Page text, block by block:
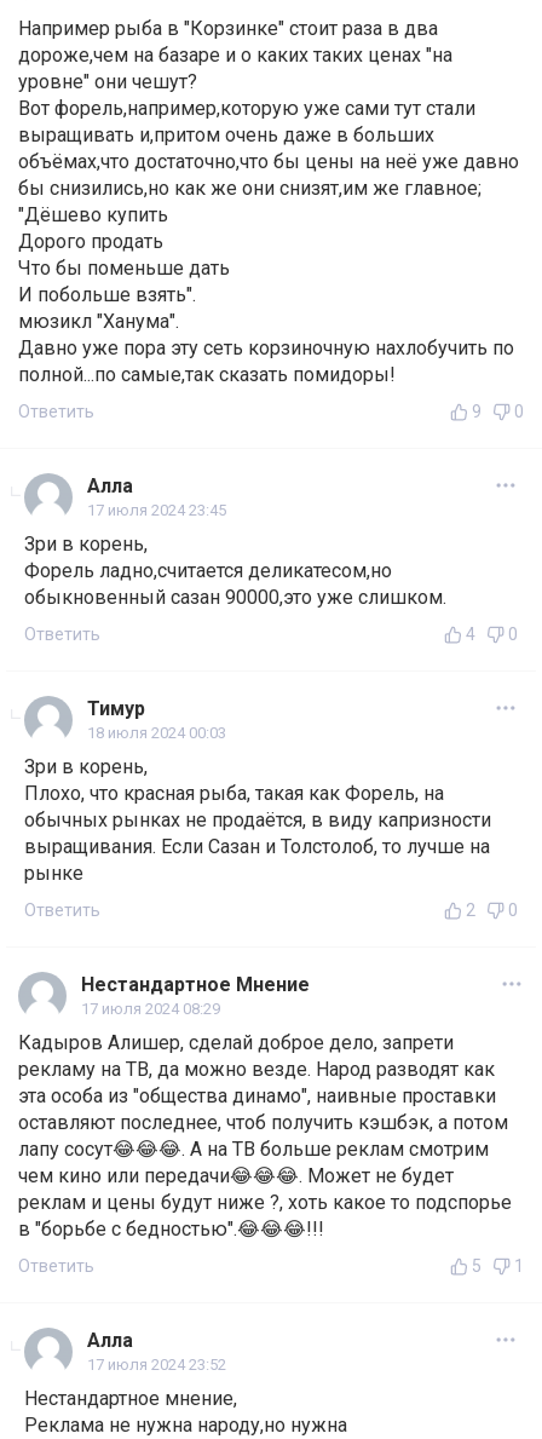
Например рыба в "Корзинке" стоит раза в два
дороже,чем на базаре и о каких таких ценах "на
уровне" они чешут?
Вот форель,например,которую уже сами тут стали
выращивать и,притом очень даже в больших
объёмах,что достаточно,что бы цены на неё уже давно
бы снизились,но как же они снизят,им же главное;
"Дёшево купить
Дорого продать
Что бы поменьше дать
И побольше взять".
мюзикл "Ханума".
Давно уже пора эту сеть корзиночную нахлобучить по
полной...по самые,так сказать помидоры!
Ответить 9 0
Алла
17 июля 2024 23:45
Зри в корень,
Форель ладно,считается деликатесом,но
обыкновенный сазан 90000,это уже слишком.
Ответить 4 0
Тимур
18 июля 2024 00:03
Зри в корень,
Плохо, что красная рыба, такая как Форель, на
обычных рынках не продаётся, в виду капризности
выращивания. Если Сазан и Толстолоб, то лучше на
рынке
Ответить 2 0
Нестандартное Мнение
17 июля 2024 08:29
Кадыров Алишер, сделай доброе дело, запрети
рекламу на ТВ, да можно везде. Народ разводят как
эта особа из "общества динамо", наивные проставки
оставляют последнее, чтоб получить кэшбэк, а потом
лапу сосут😂😂😂. А на ТВ больше реклам смотрим
чем кино или передачи😂😂😂. Может не будет
реклам и цены будут ниже ?, хоть какое то подспорье
в "борьбе с бедностью".😂😂😂!!!
Ответить 5 1
Алла
17 июля 2024 23:52
Нестандартное мнение,
Реклама не нужна народу,но нужна